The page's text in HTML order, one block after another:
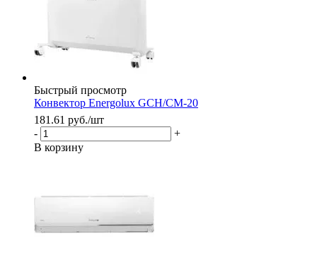
Быстрый просмотр
Конвектор Energolux GCH/CM-20
181.61 руб./шт
-
+
В корзину